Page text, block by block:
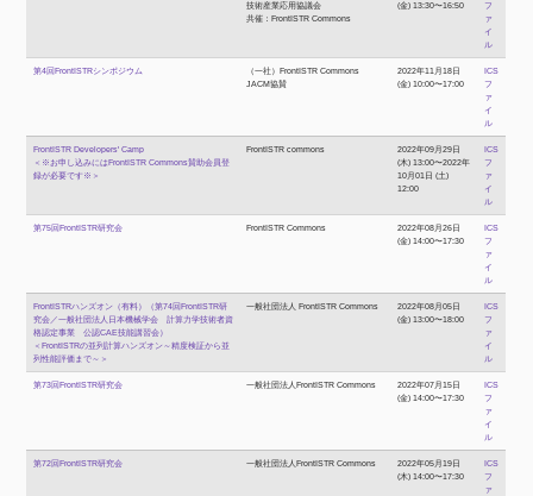
技術産業応用協議会
共催：FrontISTR Commons
(金) 13:30〜16:50
フ
ァ
イ
ル
第4回FrontISTRシンポジウム
（一社）FrontISTR Commons
JACM協賛
2022年11月18日
(金) 10:00〜17:00
ICS
フ
ァ
イ
ル
FrontISTR Developers' Camp
＜※お申し込みにはFrontISTR Commons賛助会員登
録が必要です※＞
FrontISTR commons
2022年09月29日
(木) 13:00〜2022年
10月01日 (土)
12:00
ICS
フ
ァ
イ
ル
第75回FrontISTR研究会 FrontISTR Commons
2022年08月26日
(金) 14:00〜17:30
ICS
フ
ァ
イ
ル
FrontISTRハンズオン（有料）（第74回FrontISTR研
究会／一般社団法人日本機械学会 計算力学技術者資
格認定事業 公認CAE技能講習会）
＜FrontISTRの並列計算ハンズオン～精度検証から並
列性能評価まで～＞
一般社団法人 FrontISTR Commons
2022年08月05日
(金) 13:00〜18:00
ICS
フ
ァ
イ
ル
第73回FrontISTR研究会 一般社団法人FrontISTR Commons
2022年07月15日
(金) 14:00〜17:30
ICS
フ
ァ
イ
ル
第72回FrontISTR研究会 一般社団法人FrontISTR Commons
2022年05月19日
(木) 14:00〜17:30
ICS
フ
ァ